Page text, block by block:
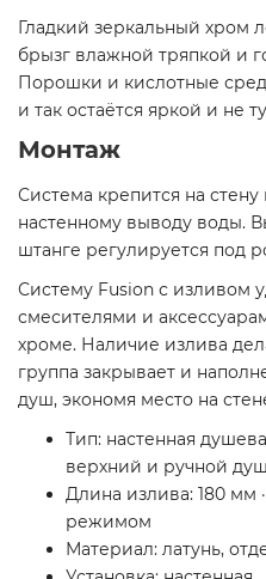
Гладкий зеркальный хром
брызг влажной тряпкой и
Порошки и кислотные
и так остаётся яркой и не
Монтаж
Система крепится на
настенному выводу воды.
штанге регулируется под
Систему Fusion с изливом
смесителями и
хроме. Наличие излива
группа закрывает и
душ, экономя место на
Тип: настенная
верхний и ручной душ
Длина излива: 180 мм
режимом
Материал: латунь,